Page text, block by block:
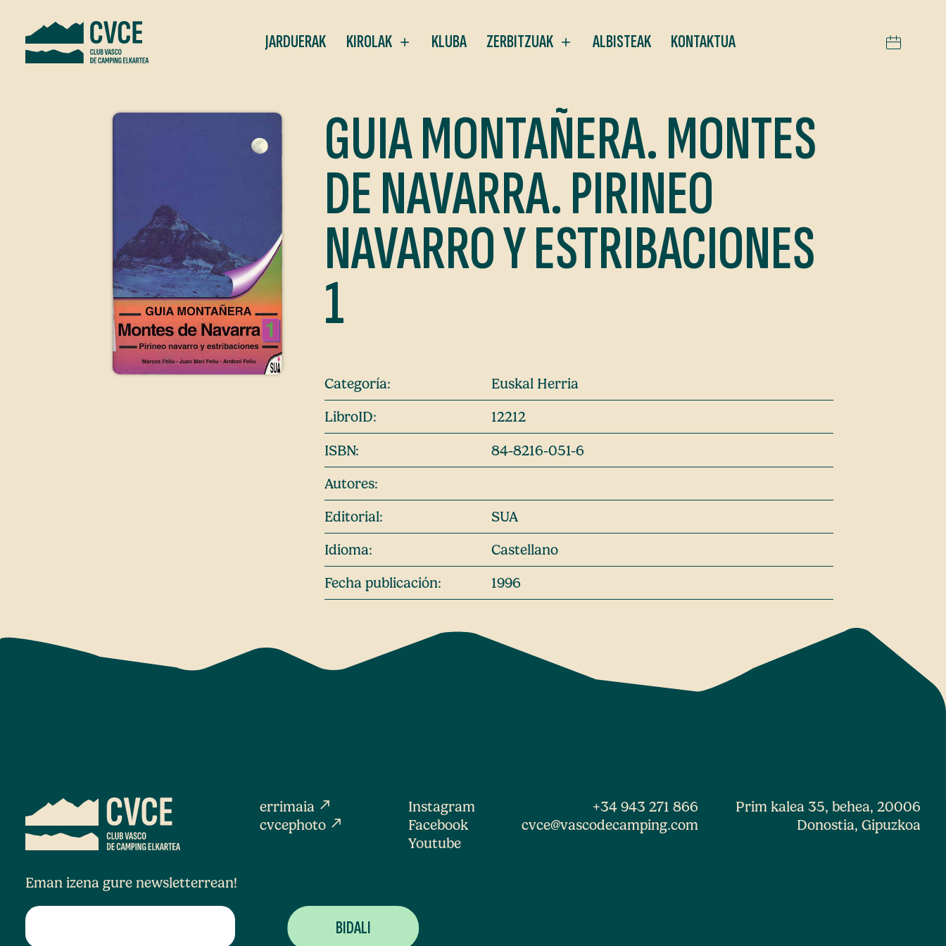
JARDUERAK KIROLAK KLUBA ZERBITZUAK ALBISTEAK KONTAKTUA
GUIA MONTAÑERA. MONTES
DE NAVARRA. PIRINEO
NAVARRO Y ESTRIBACIONES
1
Categoría:
Euskal Herria
LibroID:
12212
ISBN:
84-8216-051-6
Autores:
Editorial:
SUA
Idioma:
Castellano
Fecha publicación:
1996
errimaia north_east
cvcephoto north_east
Instagram
Facebook
Youtube
+34 943 271 866
cvce@vascodecamping.com
Prim kalea 35, behea, 20006
Donostia, Gipuzkoa
Eman izena gure newsletterrean!